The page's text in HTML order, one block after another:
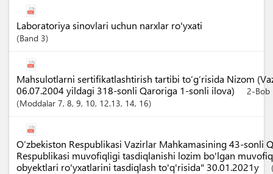
Laboratoriya sinovlari uchun narxlar ro'yxati
Band 3
Mahsulotlarni sertifikatlashtirish tartibi to‘g‘risida Nizom
06.07.2004 yildagi 318-sonli Qaroriga 1-sonli ilova)
2-Bob
Moddalar 7, 8, 9, 10, 12.13, 14, 16
O‘zbekiston Respublikasi Vazirlar Mahkamasining 43-sonli
Respublikasi muvofiqligi tasdiqlanishi lozim bo'lgan
obyektlari ro'yxatlarini tasdiqlash to'q'risida" 30.01.2021y